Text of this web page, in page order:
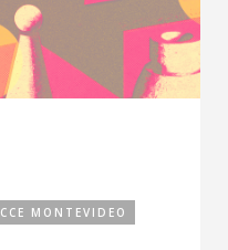
CCE MONTEVIDEO